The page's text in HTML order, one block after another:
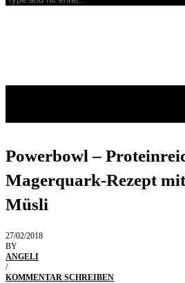
Powerbowl –
Magerquark-Rezept
Müsli
27/02/2018
BY
ANGELI
/
KOMMENTAR SCHREIBEN